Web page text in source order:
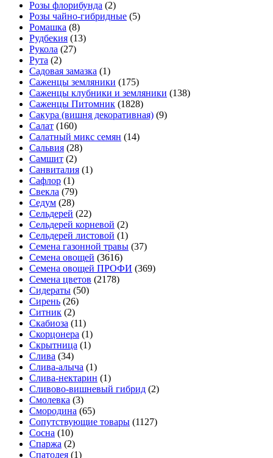
Розы флорибунда (2)
Розы чайно-гибридные (5)
Ромашка (8)
Рудбекия (13)
Рукола (27)
Рута (2)
Садовая замазка (1)
Саженцы земляники (175)
Саженцы клубники и земляники (138)
Саженцы Питомник (1828)
Сакура (вишня декоративная) (9)
Салат (160)
Салатный микс семян (14)
Сальвия (28)
Самшит (2)
Санвиталия (1)
Сафлор (1)
Свекла (79)
Седум (28)
Сельдерей (22)
Сельдерей корневой (2)
Сельдерей листовой (1)
Семена газонной травы (37)
Семена овощей (3616)
Семена овощей ПРОФИ (369)
Семена цветов (2178)
Сидераты (50)
Сирень (26)
Ситник (2)
Скабиоза (11)
Скорцонера (1)
Скрытница (1)
Слива (34)
Слива-алыча (1)
Слива-нектарин (1)
Сливово-вишневый гибрид (2)
Смолевка (3)
Смородина (65)
Сопутствующие товары (1127)
Сосна (10)
Спаржа (2)
Спатодея (1)